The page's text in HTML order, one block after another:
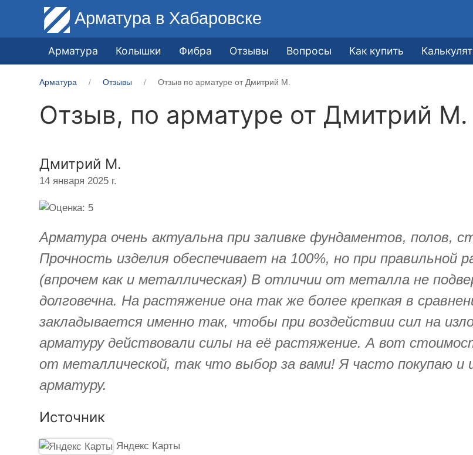
Арматура в Хабаровске
Арматура Колышки Фибра Отзывы Вопросы Как купить
Арматура Отзывы Отзыв по арматуре от Дмитрий М.
Отзыв, по арматуре от Дмитрий М.
Дмитрий М.
14 января 2025 г.
Арматура очень актуальна при заливке фундаментов, полов,
Прочность изделия обеспечивает на 100%, но при правильной
(впрочем как и металлическая) В отличии от металла не
долговечна. На растяжение она так же более крепкая в
закладывается именно так, чтобы при воздействии сил на
арматуру действовали силы на её растяжение. А вот
от металлической, так что выбор за вами! Я часто покупаю и
арматуру.
Источник
Яндекс Карты